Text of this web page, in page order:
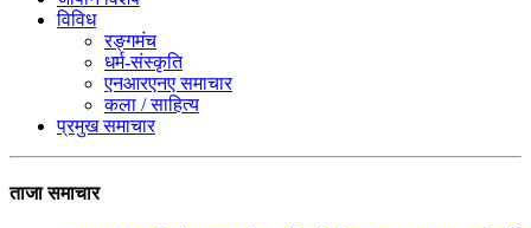
विविध
रङ्गमंच
धर्म-संस्कृति
एनआरएनए समाचार
कला / साहित्य
प्रमुख समाचार
ताजा समाचार